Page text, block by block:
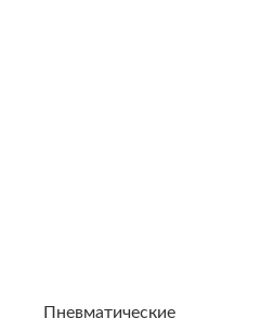
Пневматические